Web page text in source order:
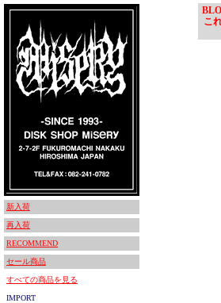
新入荷
再入荷
RECOMMEND
セール商品
すべての商品を見る
IMPORT
こ